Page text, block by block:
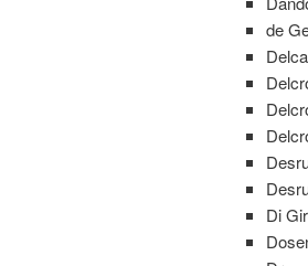
de
Di